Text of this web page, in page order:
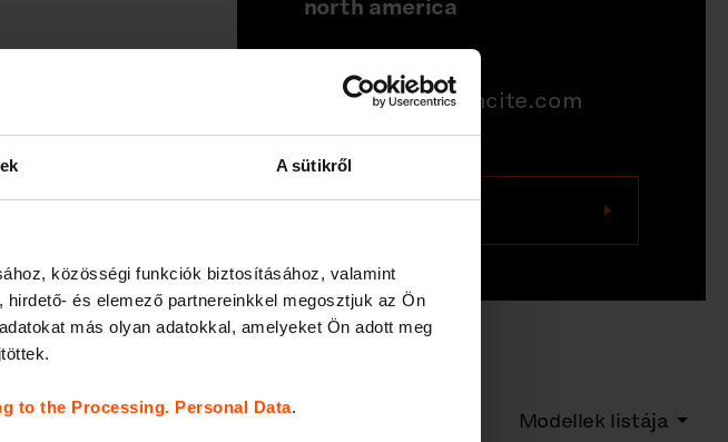
A sütikről
közösségi funkciók biztosításához, valamint
és elemező partnereinkkel megosztjuk az Ön
más olyan adatokkal, amelyeket Ön adott meg
to the Processing. Personal Data.
Wi-Fi
north america
704-995-1942
quotations@mmcite.com
Modellek listája